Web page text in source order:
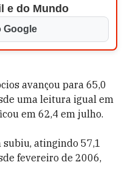
e do Mundo
Google
avançou para 65,0
uma leitura igual em
em 62,4 em julho.
atingindo 57,1
fevereiro de 2006,